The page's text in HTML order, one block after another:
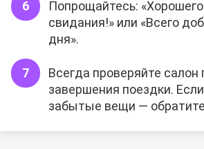
Попрощайтесь:
свидания!» или «Всего
дня».
Всегда проверяйте салон
завершения поездки.
забытые вещи —